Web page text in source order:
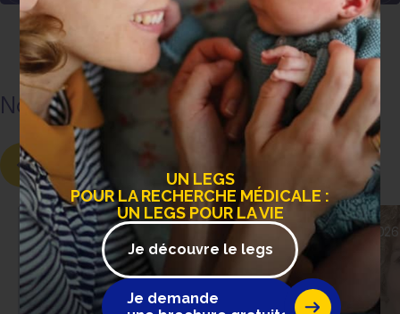
Nos dernières actualités
24 juillet 2026 10 juillet 2026
UN LEGS
POUR LA RECHERCHE MÉDICALE :
UN LEGS POUR LA VIE
Je découvre le legs
Je demande